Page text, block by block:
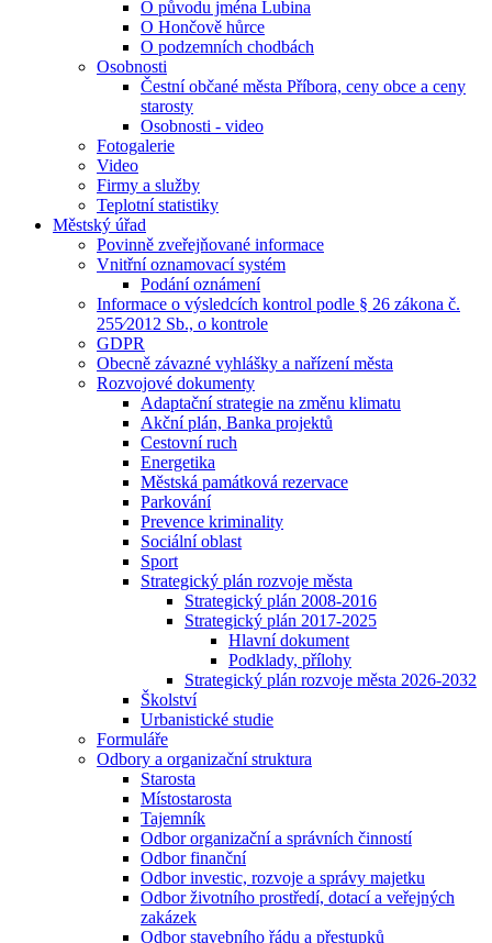
O původu jména Lubina
O Hončově hůrce
O podzemních chodbách
Osobnosti
Čestní občané města Příbora, ceny obce a ceny
starosty
Osobnosti - video
Fotogalerie
Video
Firmy a služby
Teplotní statistiky
Městský úřad
Povinně zveřejňované informace
Vnitřní oznamovací systém
Podání oznámení
Informace o výsledcích kontrol podle § 26 zákona č.
255⁄2012 Sb., o kontrole
GDPR
Obecně závazné vyhlášky a nařízení města
Rozvojové dokumenty
Adaptační strategie na změnu klimatu
Akční plán, Banka projektů
Cestovní ruch
Energetika
Městská památková rezervace
Parkování
Prevence kriminality
Sociální oblast
Sport
Strategický plán rozvoje města
Strategický plán 2008-2016
Strategický plán 2017-2025
Hlavní dokument
Podklady, přílohy
Strategický plán rozvoje města 2026-2032
Školství
Urbanistické studie
Formuláře
Odbory a organizační struktura
Starosta
Místostarosta
Tajemník
Odbor organizační a správních činností
Odbor finanční
Odbor investic, rozvoje a správy majetku
Odbor životního prostředí, dotací a veřejných
zakázek
Odbor stavebního řádu a přestupků